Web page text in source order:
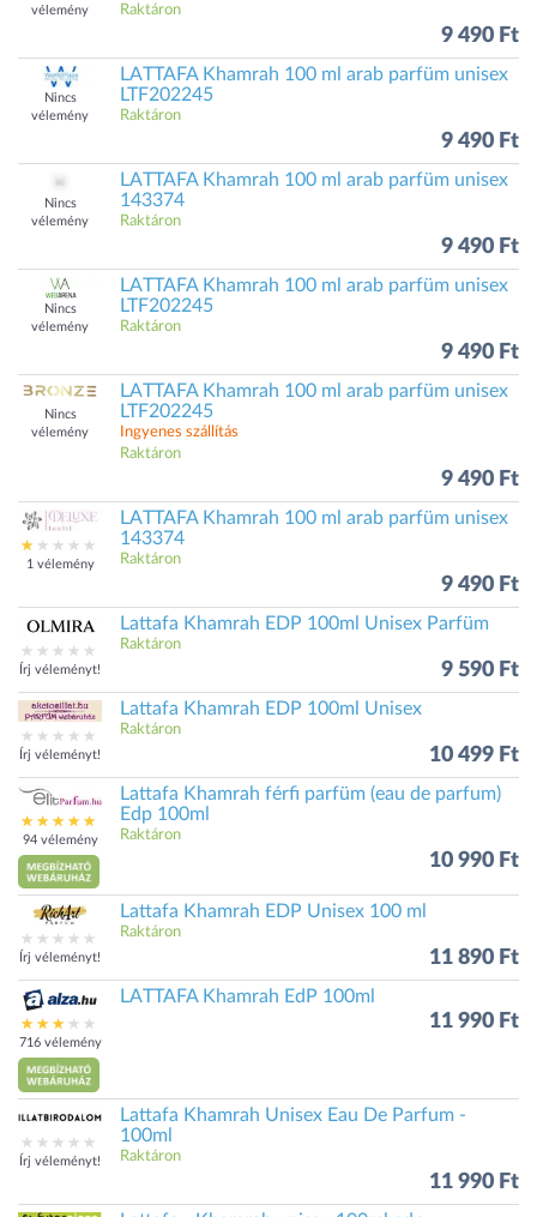
vélemény
Raktáron
9 490 Ft
Nincs
vélemény
LATTAFA Khamrah 100 ml arab parfüm unisex
LTF202245
Raktáron
9 490 Ft
Nincs
vélemény
LATTAFA Khamrah 100 ml arab parfüm unisex
143374
Raktáron
9 490 Ft
Nincs
vélemény
LATTAFA Khamrah 100 ml arab parfüm unisex
LTF202245
Raktáron
9 490 Ft
Nincs
vélemény
LATTAFA Khamrah 100 ml arab parfüm unisex
LTF202245
Ingyenes szállítás
Raktáron
9 490 Ft
1 vélemény
LATTAFA Khamrah 100 ml arab parfüm unisex
143374
Raktáron
9 490 Ft
Írj véleményt!
Lattafa Khamrah EDP 100ml Unisex Parfüm
Raktáron
9 590 Ft
Írj véleményt!
Lattafa Khamrah EDP 100ml Unisex
Raktáron
10 499 Ft
94 vélemény
Lattafa Khamrah férfi parfüm (eau de parfum)
Edp 100ml
Raktáron
10 990 Ft
Írj véleményt!
Lattafa Khamrah EDP Unisex 100 ml
Raktáron
11 890 Ft
716 vélemény
LATTAFA Khamrah EdP 100ml
11 990 Ft
Írj véleményt!
Lattafa Khamrah Unisex Eau De Parfum -
100ml
Raktáron
11 990 Ft